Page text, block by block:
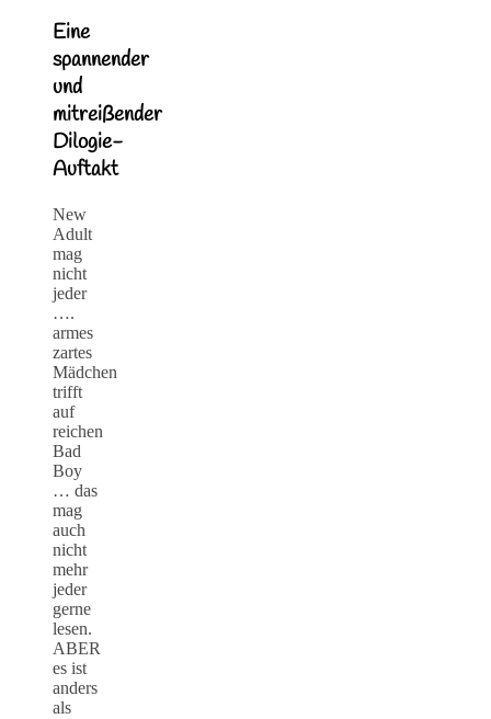
Eine
spannender
und
mitreißender
Dilogie-
Auftakt
New
Adult
mag
nicht
jeder
….
armes
zartes
Mädchen
trifft
auf
reichen
Bad
Boy
… das
mag
auch
nicht
mehr
jeder
gerne
lesen.
ABER
es ist
anders
als